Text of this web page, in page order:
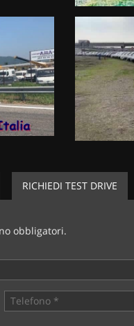
RICHIEDI TEST DRIVE
obbligatori.